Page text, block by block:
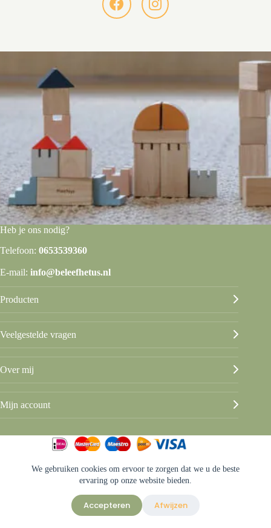
We gebruiken cookies om ervoor te zorgen dat we u de beste
ervaring op onze website bieden.
Accepteren Afwijzen
Heb je ons nodig?
Telefoon: 0653539360
E-mail: info@beleefhetus.nl
Producten
Veelgestelde vragen
Over mij
Mijn account
© Beleef het Us
Privacy & disclaimer
Sitemap